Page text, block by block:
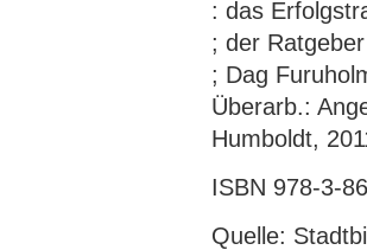
: das
; der
; Dag
Überarb.:
Humboldt,
ISBN 978-3-
Quelle: